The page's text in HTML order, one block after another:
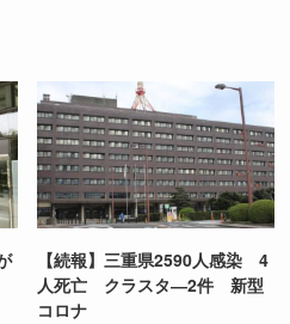
【続報】三重県2590人感染 4
人死亡 クラスタ―2件 新型
コロナ